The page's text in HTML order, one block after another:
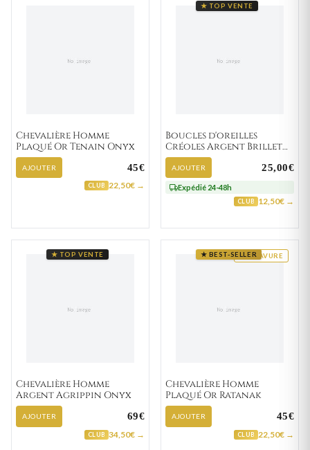
Chevalière Homme
Plaqué Or Tenain Onyx
AJOUTER 45€
CLUB 22,50€ →
★ TOP VENTE
Boucles d'oreilles
Créoles Argent Brillet
Texturé
AJOUTER 25,00€
Expédié 24-48h
CLUB 12,50€ →
★ TOP VENTE
Chevalière Homme
Argent Agrippin Onyx
AJOUTER 69€
CLUB 34,50€ →
GRAVURE
★ BEST-SELLER
Chevalière Homme
Plaqué Or Ratanak
AJOUTER 45€
CLUB 22,50€ →